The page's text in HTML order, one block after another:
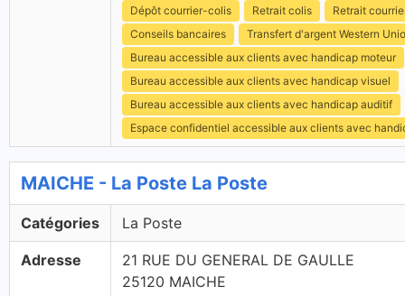
Dépôt courrier-colis
Retrait colis
Retrait
Conseils bancaires
Transfert d'argent Western
Bureau accessible aux clients avec handicap moteur
Bureau accessible aux clients avec handicap visuel
Bureau accessible aux clients avec handicap auditif
Espace confidentiel accessible aux clients avec
MAICHE - La Poste La Poste
Catégories La Poste
Adresse
21 RUE DU GENERAL DE GAULLE
25120 MAICHE